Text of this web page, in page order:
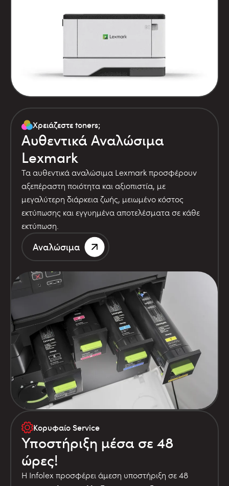
Χρειάζεστε toners;
Αυθεντικά Αναλώσιμα
Lexmark
Τα αυθεντικά αναλώσιμα Lexmark προσφέρουν
αξεπέραστη ποιότητα και αξιοπιστία, με
μεγαλύτερη διάρκεια ζωής, μειωμένο κόστος
εκτύπωσης και εγγυημένα αποτελέσματα σε κάθε
εκτύπωση.
Αναλώσιμα
Κορυφαίο Service
Υποστήριξη μέσα σε 48
ώρες!
Η Infolex προσφέρει άμεση υποστήριξη σε 48